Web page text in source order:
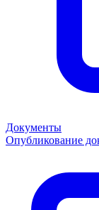
Документы
Опубликование